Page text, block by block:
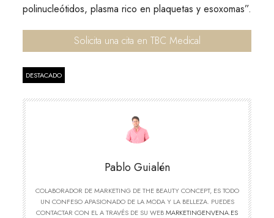
polinucleótidos, plasma rico en plaquetas y esoxomas”.
Solicita una cita en TBC Medical
DESTACADO
Pablo Guialén
COLABORADOR DE MARKETING DE THE BEAUTY CONCEPT, ES TODO
UN CONFESO APASIONADO DE LA MODA Y LA BELLEZA. PUEDES
CONTACTAR CON EL A TRAVÉS DE SU WEBMARKETINGENVENA.ES